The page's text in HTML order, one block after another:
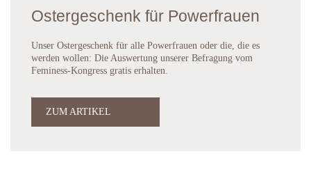
Ostergeschenk für Powerfrauen
Unser Ostergeschenk für alle Powerfrauen oder die, die es
werden wollen: Die Auswertung unserer Befragung vom
Feminess-Kongress gratis erhalten.
ZUM ARTIKEL